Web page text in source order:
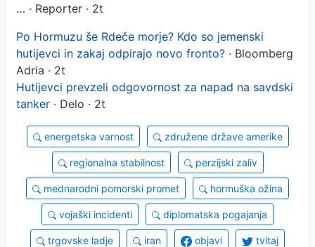
… · Reporter · 2t
Po Hormuzu še Rdeče morje? Kdo so jemenski
hutijevci in zakaj odpirajo novo fronto? · Bloomberg
Adria · 2t
Hutijevci prevzeli odgovornost za napad na savdski
tanker · Delo · 2t
energetska varnost združene države amerike
regionalna stabilnost perzijski zaliv
mednarodni pomorski promet hormuška ožina
vojaški incidenti diplomatska pogajanja
trgovske ladje iran objavi tvitaj